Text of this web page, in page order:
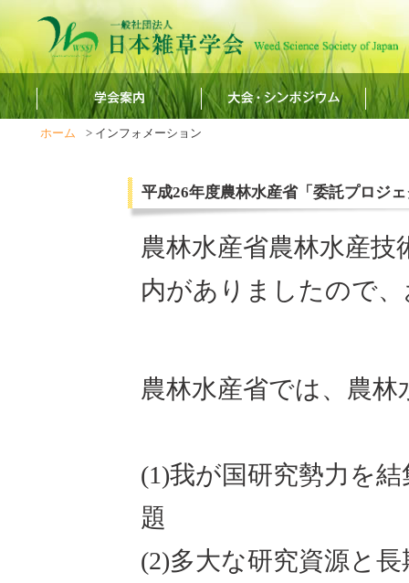
ホーム > インフォメーション
平成26年度農林水産省「委託プロジ
農林水産省農林水産
内がありましたので
農林水産省では、農
(1)我が国研究勢力を
題
(2)多大な研究資源と